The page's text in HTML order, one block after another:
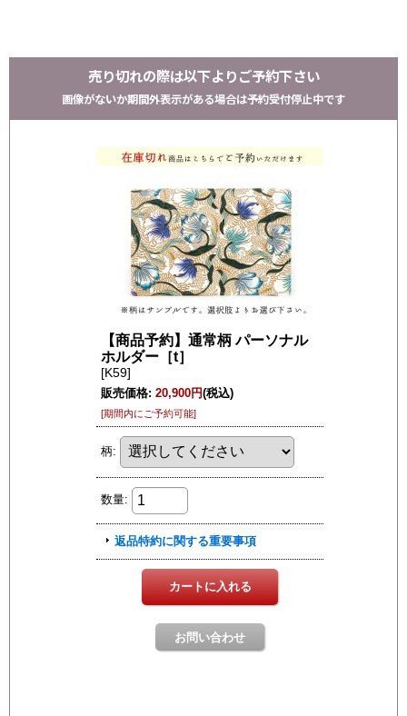
売り切れの際は以下よりご予約下さい
画像がないか期間外表示がある場合は予約受付停止中です